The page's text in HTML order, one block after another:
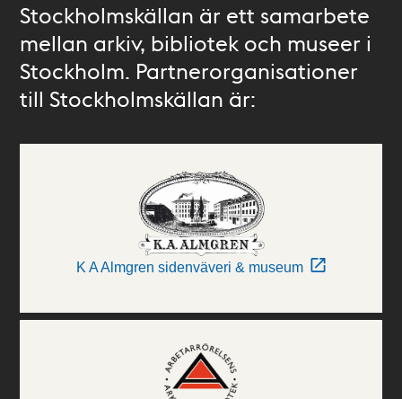
Stockholmskällan är ett samarbete
mellan arkiv, bibliotek och museer i
Stockholm. Partnerorganisationer
till Stockholmskällan är:
K A Almgren sidenväveri & museum